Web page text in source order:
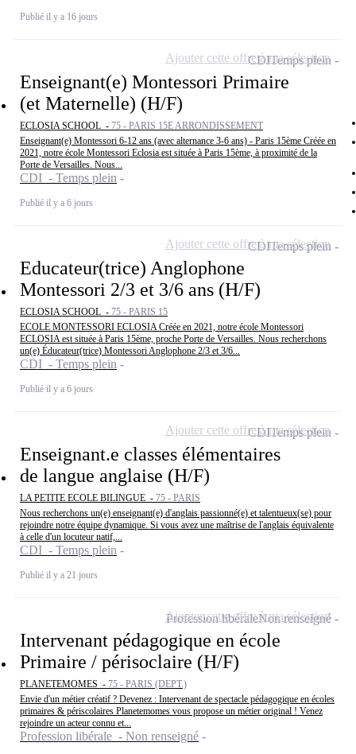
Publié il y a 16 jours
Enseignant(e) Montessori Primaire
(et Maternelle) (H/F)
ECLOSIA SCHOOL - 75 - PARIS 15E ARRONDISSEMENT
Enseignant(e) Montessori 6-12 ans (avec alternance 3-6 ans) - Paris 15ème Créée en
2021, notre école Montessori Eclosia est située à Paris 15ème, à proximité de la
Porte de Versailles. Nous...
CDI - Temps plein
Publié il y a 6 jours
CDITemps plein
Ajouter cette offre à ma sélection
Educateur(trice) Anglophone
Montessori 2/3 et 3/6 ans (H/F)
ECLOSIA SCHOOL - 75 - PARIS 15
ECOLE MONTESSORI ECLOSIA Créée en 2021, notre école Montessori
ECLOSIA est située à Paris 15ème, proche Porte de Versailles. Nous recherchons
un(e) Éducateur(trice) Montessori Anglophone 2/3 et 3/6...
CDI - Temps plein
Publié il y a 6 jours
CDITemps plein
Ajouter cette offre à ma sélection
Enseignant.e classes élémentaires
de langue anglaise (H/F)
LA PETITE ECOLE BILINGUE - 75 - PARIS
Nous recherchons un(e) enseignant(e) d'anglais passionné(e) et talentueux(se) pour
rejoindre notre équipe dynamique. Si vous avez une maîtrise de l'anglais équivalente
à celle d'un locuteur natif,...
CDI - Temps plein
Publié il y a 21 jours
CDITemps plein
Ajouter cette offre à ma sélection
Intervenant pédagogique en école
Primaire / périsoclaire (H/F)
PLANETEMOMES - 75 - PARIS (DEPT.)
Envie d'un métier créatif ? Devenez : Intervenant de spectacle pédagogique en écoles
primaires & périscolaires Planetemomes vous propose un métier original ! Venez
rejoindre un acteur connu et...
Profession libérale - Non renseigné
Profession libéraleNon renseigné
Ajouter cette offre à ma sélection